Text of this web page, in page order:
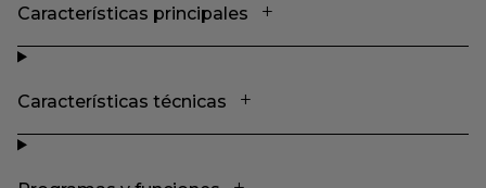
Características principales
Características técnicas